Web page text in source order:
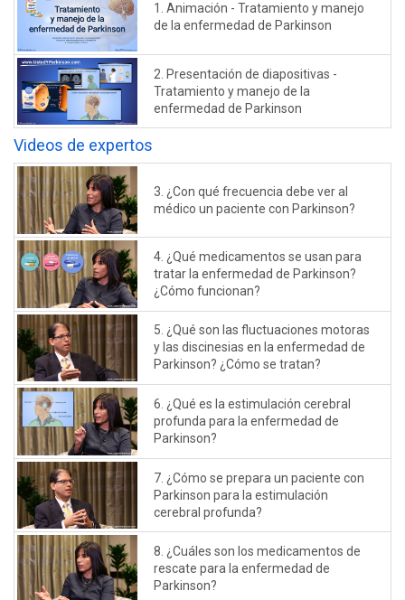
1. Animación - Tratamiento y manejo
de la enfermedad de Parkinson
2. Presentación de diapositivas -
Tratamiento y manejo de la
enfermedad de Parkinson
Videos de expertos
3. ¿Con qué frecuencia debe ver al
médico un paciente con Parkinson?
4. ¿Qué medicamentos se usan para
tratar la enfermedad de Parkinson?
¿Cómo funcionan?
5. ¿Qué son las fluctuaciones motoras
y las discinesias en la enfermedad de
Parkinson? ¿Cómo se tratan?
6. ¿Qué es la estimulación cerebral
profunda para la enfermedad de
Parkinson?
7. ¿Cómo se prepara un paciente con
Parkinson para la estimulación
cerebral profunda?
8. ¿Cuáles son los medicamentos de
rescate para la enfermedad de
Parkinson?